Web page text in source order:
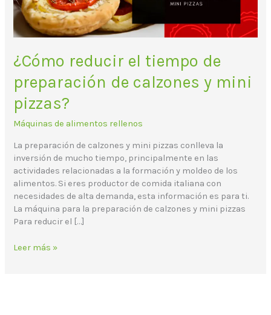
¿Cómo reducir el tiempo de
preparación de calzones y mini
pizzas?
Máquinas de alimentos rellenos
La preparación de calzones y mini pizzas conlleva la
inversión de mucho tiempo, principalmente en las
actividades relacionadas a la formación y moldeo de los
alimentos. Si eres productor de comida italiana con
necesidades de alta demanda, esta información es para ti.
La máquina para la preparación de calzones y mini pizzas
Para reducir el […]
y
mini
pizzas?
Leer más »